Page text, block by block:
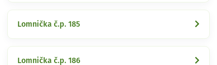
Lomnička č.p. 185
Lomnička č.p. 186